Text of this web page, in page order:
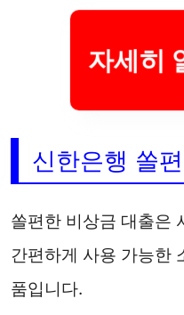
자세히
신한은행 쏠
쏠편한 비상금 대출은
간편하게 사용 가능한
품입니다.